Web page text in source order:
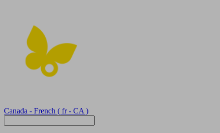
Canada - French ( fr - CA )